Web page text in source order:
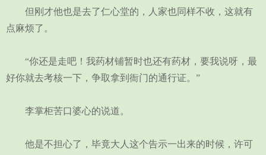
但刚才他也是去了仁心堂的，人家也同样不收，这就有
点麻烦了。
“你还是走吧！我药材铺暂时也还有药材，要我说呀，最
好你就去考核一下，争取拿到衙门的通行证。”
李掌柜苦口婆心的说道。
他是不担心了，毕竟大人这个告示一出来的时候，许可